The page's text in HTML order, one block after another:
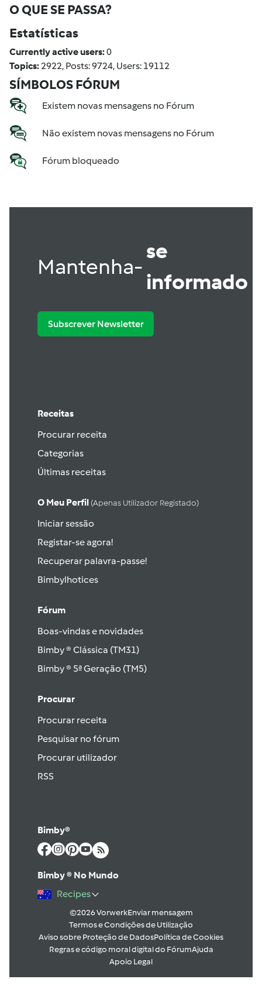
O QUE SE PASSA?
Estatísticas
Currently active users:0
Topics:2922, Posts: 9724, Users: 19112
SÍMBOLOS FÓRUM
Existem novas mensagens no Fórum
Não existem novas mensagens no Fórum
Fórum bloqueado
Mantenha-
se
informado
Subscrever Newsletter
Receitas
Procurar receita
Categorias
Últimas receitas
O Meu Perfil (apenas Utilizador Registado)
Iniciar sessão
Registar-se agora!
Recuperar palavra-passe!
Bimbylhotices
Fórum
Boas-vindas e novidades
Bimby ® Clássica (TM31)
Bimby ® 5ª Geração (TM5)
Procurar
Procurar receita
Pesquisar no fórum
Procurar utilizador
RSS
Bimby®
Bimby ® No Mundo
Recipes
©2026 VorwerkEnviar mensagem
Termos e Condições de Utilização
Aviso sobre Proteção de DadosPolítica de Cookies
Regras e código moral digital do FórumAjuda
Apoio Legal